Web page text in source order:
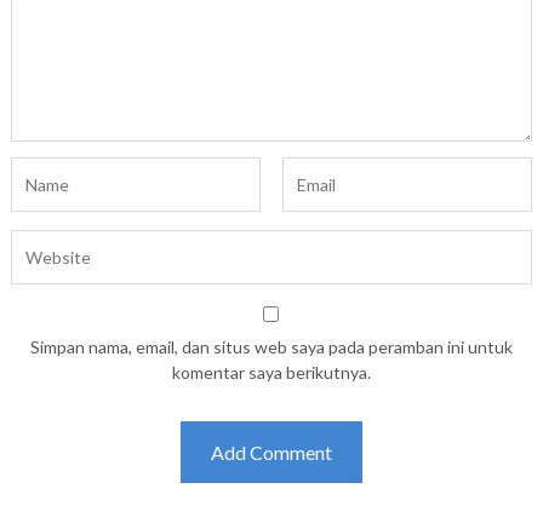
Simpan nama, email, dan situs web saya pada peramban ini untuk
komentar saya berikutnya.